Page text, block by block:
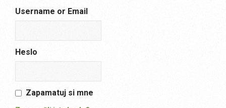
Username or Email
Heslo
Zapamatuj si mne